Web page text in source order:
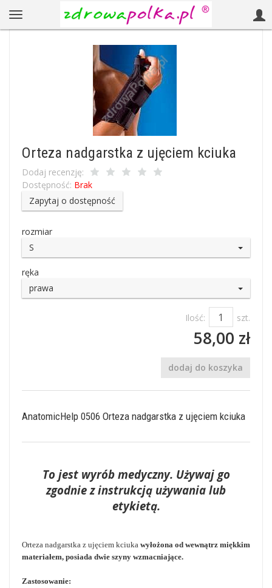
Orteza nadgarstka z ujęciem kciuka
Dodaj recenzję:
Dostępność: Brak
Zapytaj o dostępność
rozmiar
S
ręka
prawa
Ilość: szt.
58,00 zł
dodaj do koszyka
AnatomicHelp 0506 Orteza nadgarstka z ujęciem kciuka
To jest wyrób medyczny. Używaj go
zgodnie z instrukcją używania lub
etykietą.
Orteza nadgarstka z ujęciem kciuka wyłożona od wewnątrz miękkim
materiałem, posiada dwie szyny wzmacniające.
Zastosowanie: